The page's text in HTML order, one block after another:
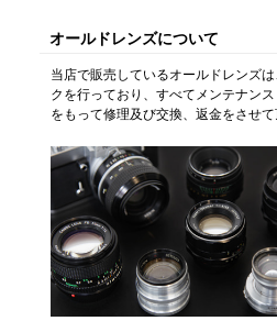
オールドレンズについて
当店で販売しているオールドレンズ
クを行っており、すべてメンテナン
をもって修理及び交換、返金をさせ